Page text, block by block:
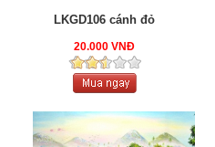
LKGD106 cánh đỏ
20.000 VNĐ